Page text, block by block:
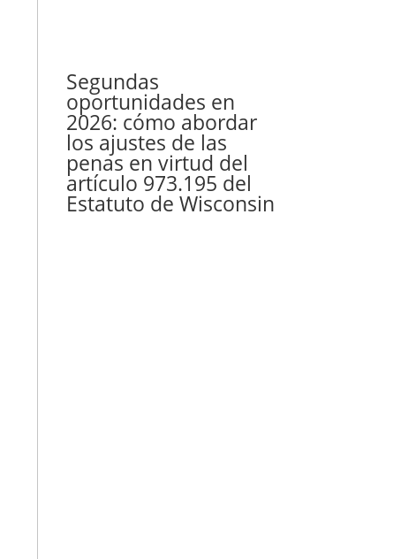
Segundas
oportunidades en
2026: cómo abordar
los ajustes de las
penas en virtud del
artículo 973.195 del
Estatuto de Wisconsin